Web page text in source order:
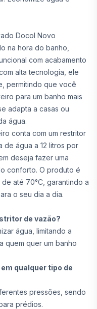
Docol Novo
na hora do banho,
com acabamento
alta tecnologia, ele
permitindo que você
para um banho mais
adapta a casas ou
água.
conta com um restritor
de água a 12 litros por
deseja fazer uma
conforto. O produto é
até 70°C, garantindo a
o seu dia a dia.
de vazão?
água, limitando a
quem quer um banho
qualquer tipo de
pressões, sendo
prédios.